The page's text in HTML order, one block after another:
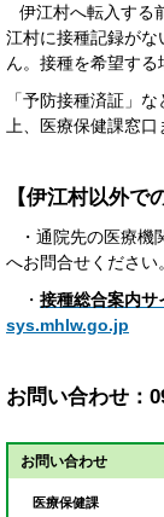
伊江村へ転入する
江村に接種記録が
ん。接種を希望する
「予防接種済証」
上、医療保健課窓
【伊江村以外で
・通院先の医療
へお問合せください。
・ 接種総合案内サ
sys.mhlw.go.jp
お問い合わせ：
お問い合わせ
医療保健課